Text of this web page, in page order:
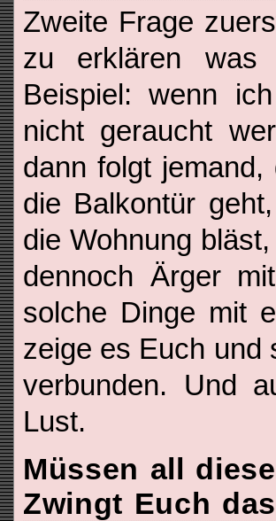
Zweite Frage
zu erklären was
Beispiel: wenn
nicht geraucht
dann folgt
die Balkontür
die Wohnung
dennoch Ärger
solche Dinge mit
zeige es Euch und
verbunden. Und
Lust.
Müssen all
Zwingt Euch